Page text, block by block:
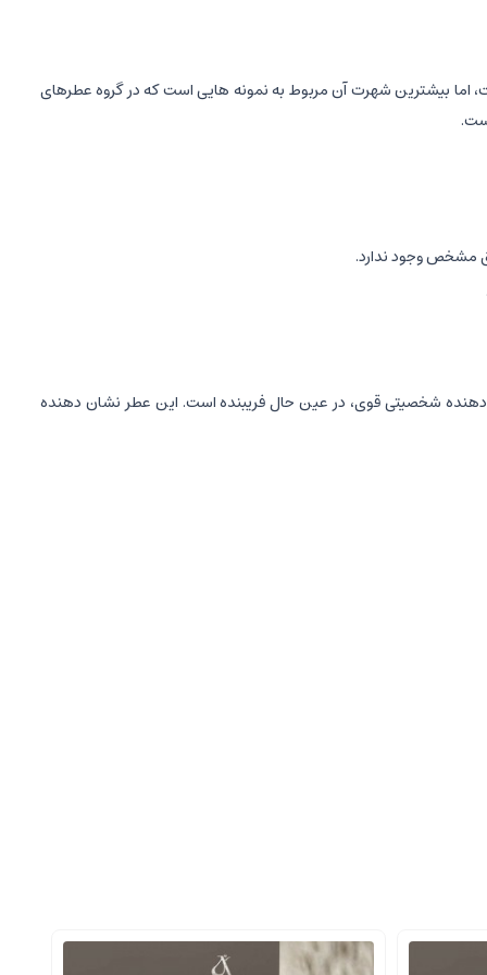
اما بیشترین شهرت آن مربوط به نمونه هایی است که در گروه عطرهای
مشخص وجود ندارد.
دهنده شخصیتی قوی، در عین حال فریبنده است. این عطر نشان دهنده